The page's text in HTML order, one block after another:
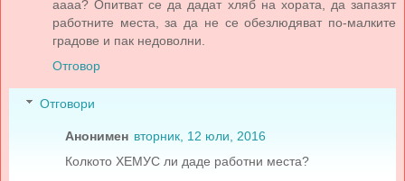
аааа? Опитват се да дадат хляб на хората, да запазят
работните места, за да не се обезлюдяват по-малките
градове и пак недоволни.
Отговор
Отговори
Анонимен вторник, 12 юли, 2016
Колкото ХЕМУС ли даде работни места?